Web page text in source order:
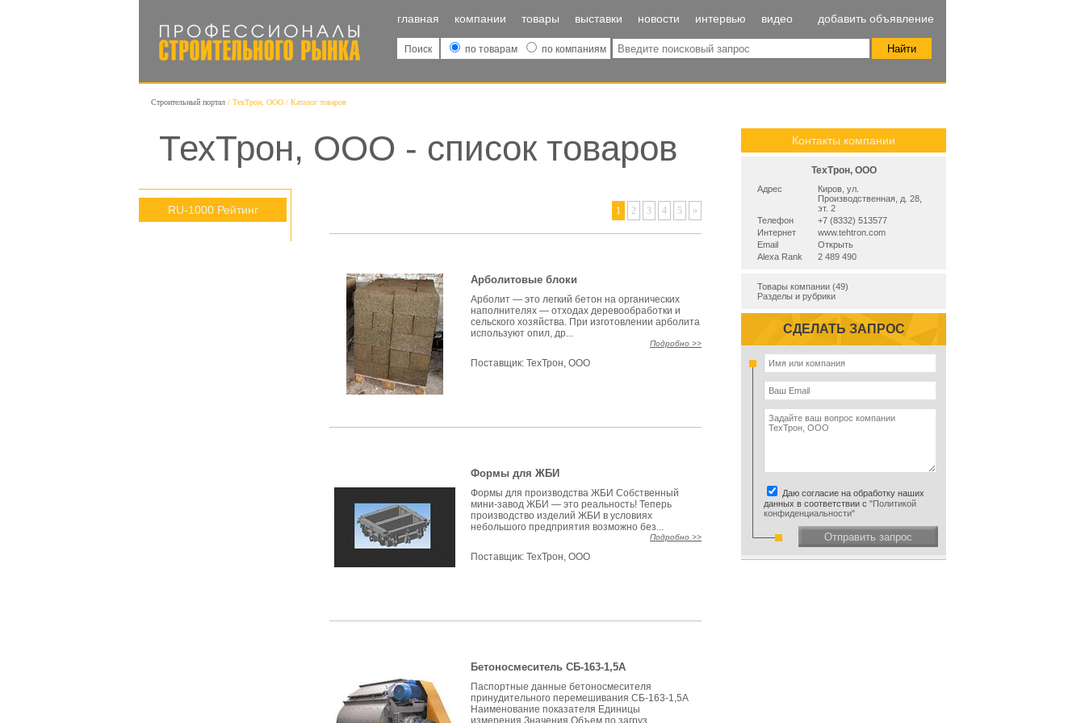
главная компании товары выставки новости интервью видео добавить объявление
Поиск по товарам по компаниям
Строительный портал ТехТрон, ООО Каталог товаров
ТехТрон, ООО - список товаров
RU-1000 Рейтинг 1 2 3 4 5 »
Арболитовые блоки
Арболит — это легкий бетон на органических
наполнителях — отходах деревообработки и
сельского хозяйства. При изготовлении арболита
используют опил, др...
Подробно >>
Поставщик: ТехТрон, ООО
Формы для ЖБИ
Формы для производства ЖБИ Собственный
мини-завод ЖБИ — это реальность! Теперь
производство изделий ЖБИ в условиях
небольшого предприятия возможно без...
Подробно >>
Поставщик: ТехТрон, ООО
Бетоносмеситель СБ-163-1,5А
Паспортные данные бетоносмесителя
принудительного перемешивания СБ-163-1,5А
Наименование показателя Единицы
измерения Значения Объем по загруз...
Контакты компании
ТехТрон, ООО
Адрес
Киров, ул.
Производственная, д. 28,
эт. 2
Телефон
+7 (8332) 513577
Интернет
www.tehtron.com
Email
Открыть
Alexa Rank
2 489 490
Товары компании (49)
Разделы и рубрики
СДЕЛАТЬ ЗАПРОС
Даю согласие на обработку наших
данных в соответствии с "Политикой
конфиденциальности"
Отправить запрос